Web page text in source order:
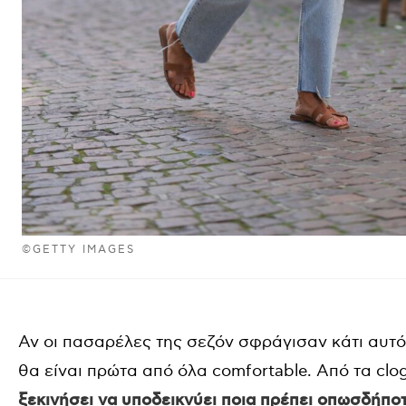
©GETTY IMAGES
Αν οι πασαρέλες της σεζόν σφράγισαν κάτι
θα είναι πρώτα από όλα comfortable. Από τα
ξεκινήσει να υποδεικνύει ποια πρέπει